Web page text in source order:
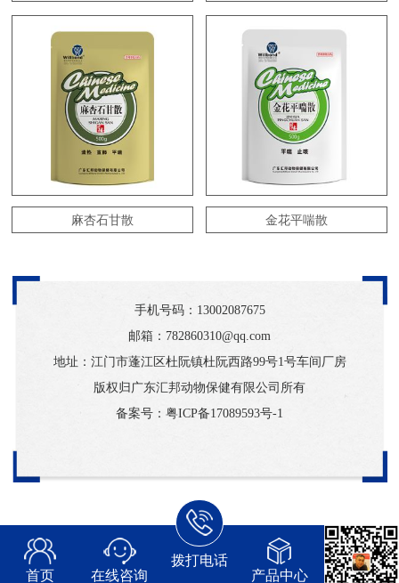
麻杏石甘散 金花平喘散
手机号码： 13002087675
邮箱：782860310@qq.com
地址：江门市蓬江区杜阮镇杜阮西路99号1号车间厂房
版权归广东汇邦动物保健有限公司所有
备案号： 粤ICP备17089593号-1
首页 在线咨询
拨打电话
产品中心
常见问题